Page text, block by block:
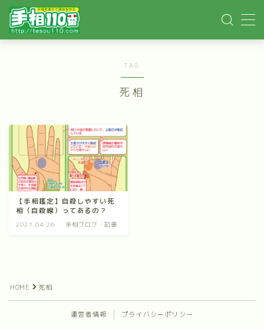
MENU
手相鑑定
手相講座
イベント依頼
TAG
死相
【手相鑑定】自殺しやすい死
相（自殺線）ってあるの？
2021.04.26 手相ブログ・記事
HOME 死相
運営者情報 プライバシーポリシー